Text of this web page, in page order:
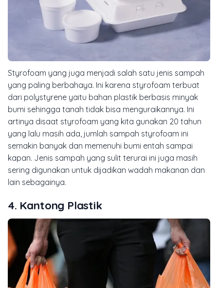
Styrofoam yang juga menjadi salah satu jenis sampah
yang paling berbahaya. Ini karena styrofoam terbuat
dari polystyrene yaitu bahan plastik berbasis minyak
bumi sehingga tanah tidak bisa menguraikannya. Ini
artinya disaat styrofoam yang kita gunakan 20 tahun
yang lalu masih ada, jumlah sampah styrofoam ini
semakin banyak dan memenuhi bumi entah sampai
kapan. Jenis sampah yang sulit terurai ini juga masih
sering digunakan untuk dijadikan wadah makanan dan
lain sebagainya.
4. Kantong Plastik